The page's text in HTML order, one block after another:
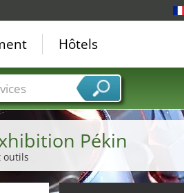
Pékin
outils
Hôtels